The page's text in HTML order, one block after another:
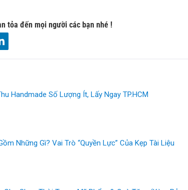
tỏa đến mọi người các bạn nhé !
Handmade Số Lượng Ít, Lấy Ngay TP.HCM
Những Gì? Vai Trò “Quyền Lực” Của Kẹp Tài Liệu